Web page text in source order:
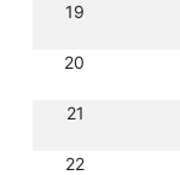
19
20
21
22